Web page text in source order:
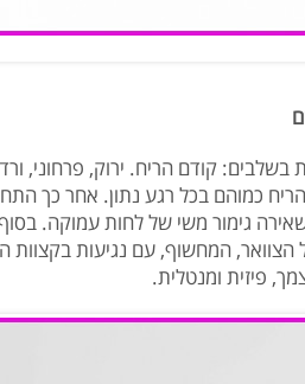
קודם הריח. ירוק, פרחוני, ורד,
כמוהם בכל רגע נתון. אחר כך
גימור משי של לחות עמוקה.
המחשוף, עם נגיעות בקצוות
פיזית ומנטלית.